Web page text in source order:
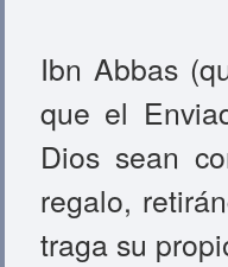
Ibn Abbas
que el
Dios sean
regalo,
traga su